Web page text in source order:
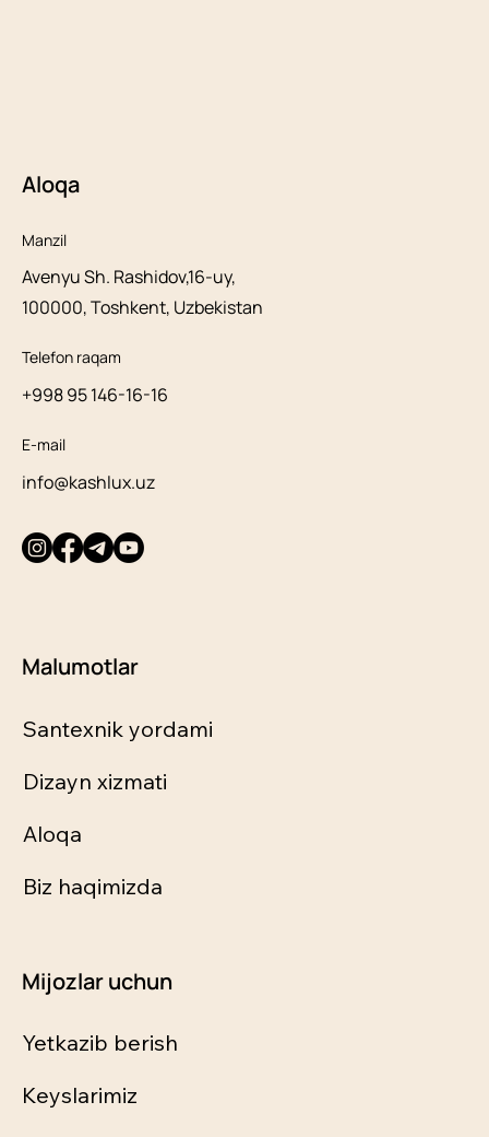
Aloqa
Manzil
Avenyu Sh. Rashidov,16-uy,
100000, Toshkent, Uzbekistan
Telefon raqam
+998 95 146-16-16
E-mail
info@kashlux.uz
Malumotlar
Santexnik yordami
Dizayn xizmati
Aloqa
Biz haqimizda
Mijozlar uchun
Yetkazib berish
Keyslarimiz